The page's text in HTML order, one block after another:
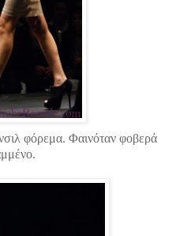
φόρεμα. Φαινόταν φοβερά